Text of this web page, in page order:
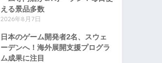
える景品多数
2026年8月7日
日本のゲーム開発者2名、スウェ
ーデンへ！海外展開支援プログラ
ム成果に注目